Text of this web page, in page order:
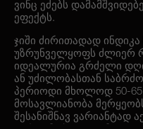
ვინც ეძებს
ეფექტს.
ჯიში ძირითადად
უზრუნველყოფს ძლიერ
იდეალურია გრძელი
ან უძილობასთან
პერიოდი მხოლოდ 50-
მოსავლიანობა
შესანიშნავ ვარიანტად